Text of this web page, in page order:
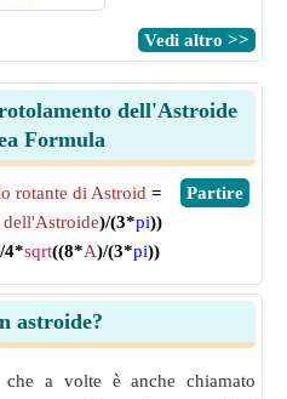
​Vedi altro >>
dell'Astroide
Formula
​Partire
rotante di Astroid =
dell'Astroide)/(3*pi))
4*sqrt((8*A)/(3*pi))
astroide?
a volte è anche chiamato